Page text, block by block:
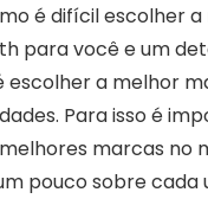
é difícil escolher
para você e um
escolher a melhor
Para isso é
marcas no
pouco sobre cada